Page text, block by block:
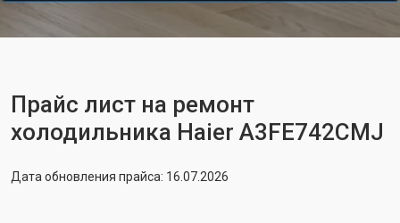
Прайс лист на ремонт
холодильника Haier A3FE742CMJ
Дата обновления прайса: 16.07.2026